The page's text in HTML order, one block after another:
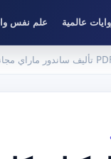
عالمية علم نفس